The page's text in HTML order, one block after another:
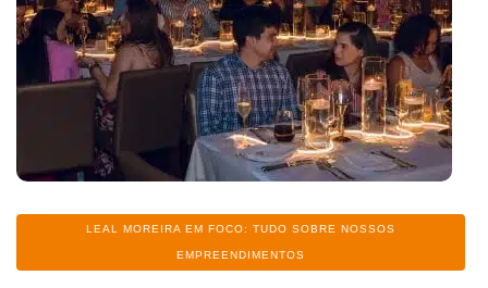
CategoriaLEAL MOREIRA EM FOCO: TUDO SOBRE NOSSOS
EMPREENDIMENTOS